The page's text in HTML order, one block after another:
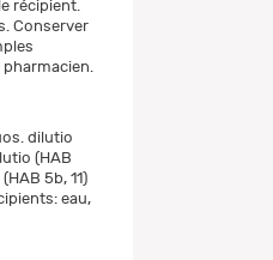
récipient.
Conserver
dilutio
(HAB
5b, 11)
eau,